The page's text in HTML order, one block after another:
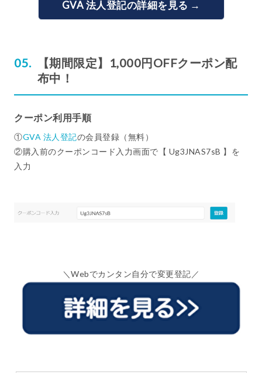
GVA 法人登記の詳細を見る →
【期間限定】1,000円OFFクーポン配
布中！
クーポン利用手順
①GVA 法人登記の会員登録（無料）
②購入前のクーポンコード入力画面で【 Ug3JNAS7sB 】を
入力
＼Webでカンタン自分で変更登記／